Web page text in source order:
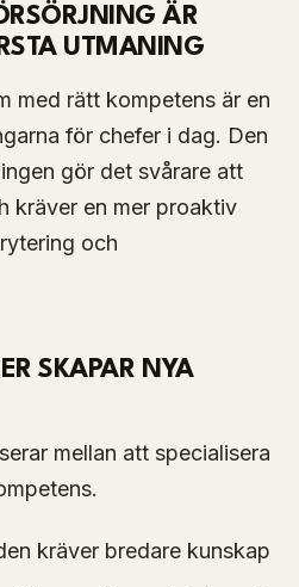
ÄR
UTMANING
med rätt kompetens är en
för chefer i dag. Den
gör det svårare att
kräver en mer proaktiv
och
SKAPAR NYA
mellan att specialisera
kräver bredare kunskap